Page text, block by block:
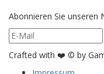
Abonnieren Sie unseren
Crafted with ❤️ © by